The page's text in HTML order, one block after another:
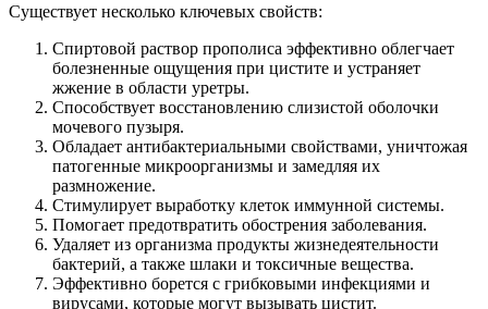
Существует несколько ключевых свойств:
Спиртовой раствор прополиса эффективно облегчает
болезненные ощущения при цистите и устраняет
жжение в области уретры.
Способствует восстановлению слизистой оболочки
мочевого пузыря.
Обладает антибактериальными свойствами, уничтожая
патогенные микроорганизмы и замедляя их
размножение.
Стимулирует выработку клеток иммунной системы.
Помогает предотвратить обострения заболевания.
Удаляет из организма продукты жизнедеятельности
бактерий, а также шлаки и токсичные вещества.
Эффективно борется с грибковыми инфекциями и
вирусами, которые могут вызывать цистит.